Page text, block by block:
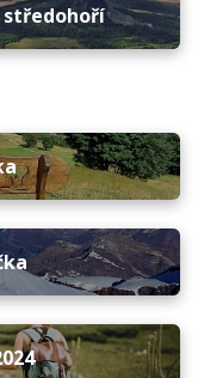
středohoří